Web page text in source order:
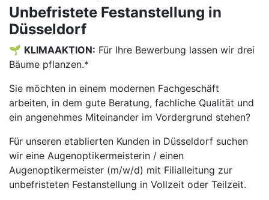
Unbefristete Festanstellung in
Düsseldorf
🌱 KLIMAAKTION: Für Ihre Bewerbung lassen wir drei
Bäume pflanzen.*
Sie möchten in einem modernen Fachgeschäft
arbeiten, in dem gute Beratung, fachliche Qualität und
ein angenehmes Miteinander im Vordergrund stehen?
Für unseren etablierten Kunden in Düsseldorf suchen
wir eine Augenoptikermeisterin / einen
Augenoptikermeister (m/w/d) mit Filialleitung zur
unbefristeten Festanstellung in Vollzeit oder Teilzeit.